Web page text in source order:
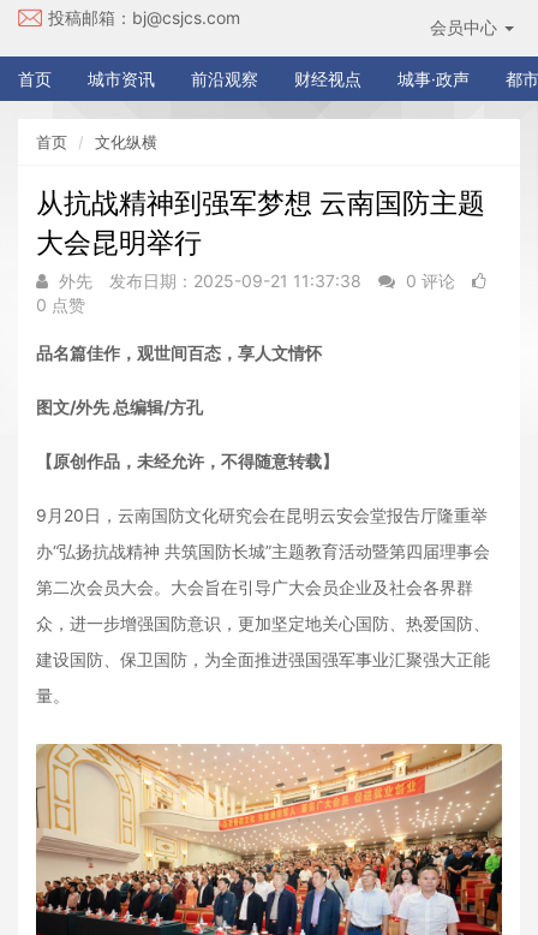
投稿邮箱： bj@csjcs.com 会员中心
首页 城市资讯 前沿观察 财经视点 城事·政声 都
首页 文化纵横
从抗战精神到强军梦想 云南国防主题
大会昆明举行
外先 发布日期：2025-09-21 11:37:38
0 评论
0 点赞
品名篇佳作，观世间百态，享人文情怀
图文/外先 总编辑/方孔
【原创作品，未经允许，不得随意转载】
9月20日，云南国防文化研究会在昆明云安会堂报告厅隆重举
办“弘扬抗战精神 共筑国防长城”主题教育活动暨第四届理事会
第二次会员大会。大会旨在引导广大会员企业及社会各界群
众，进一步增强国防意识，更加坚定地关心国防、热爱国防、
建设国防、保卫国防，为全面推进强国强军事业汇聚强大正能
量。